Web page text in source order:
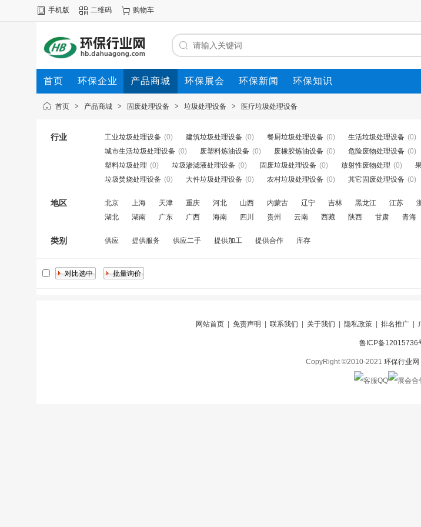
手机版 二维码 购物车
首页 环保企业 产品商城 环保展会 环保新闻 环保知识
首页 > 产品商城 > 固废处理设备 > 垃圾处理设备 > 医疗垃圾处理设备
行业 工业垃圾处理设备 (0) 建筑垃圾处理设备 (0) 餐厨垃圾处理设备 (0) 生活垃圾处理设备 (0)
城市生活垃圾处理设备 (0) 废塑料炼油设备 (0) 废橡胶炼油设备 (0) 危险废物处理设备 (0)
塑料垃圾处理 (0) 垃圾渗滤液处理设备 (0) 固废垃圾处理设备 (0) 放射性废物处理 (0)
垃圾焚烧处理设备 (0) 大件垃圾处理设备 (0) 农村垃圾处理设备 (0) 其它固废处理设备 (0)
地区 北京 上海 天津 重庆 河北 山西 内蒙古 辽宁 吉林 黑龙江 江苏
湖北
湖南 广东 广西 海南 四川 贵州 云南 西藏 陕西 甘肃 青海
类别 供应 提供服务 供应二手 提供加工 提供合作 库存
网站首页 免责声明 联系我们 关于我们 隐私政策 排名推广
鲁ICP备12015736
CopyRight ©2010-2021 环保行业网